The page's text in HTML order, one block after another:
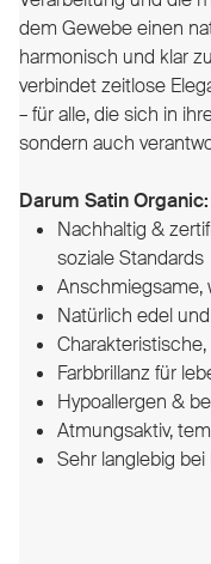
dem Gewebe einen
harmonisch und klar
verbindet zeitlose
– für alle, die sich in
sondern auch
Darum Satin Organic:
Nachhaltig &
soziale Standards
Anschmiegsame,
Natürlich edel
Farbbrillanz für
Hypoallergen &
Atmungsaktiv,
Sehr langlebig